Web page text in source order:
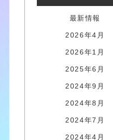
最新情報
2026年4月
2026年1月
2025年6月
2024年9月
2024年8月
2024年7月
2024年4月